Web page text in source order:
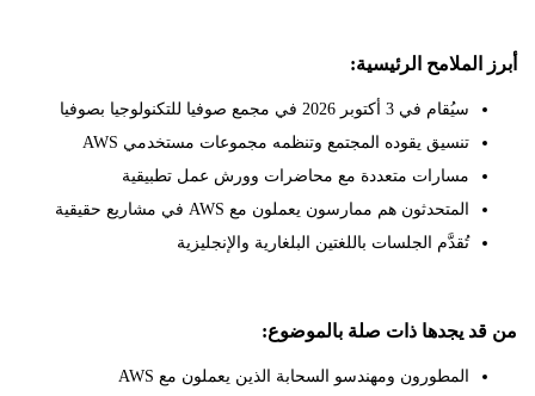
الرئيسية:
سيُقام في 3 أكتوبر 2026 في مجمع صوفيا للتكنولوجيا بصوفيا
تنسيق يقوده المجتمع وتنظمه مجموعات مستخدمي AWS
مسارات متعددة مع محاضرات وورش عمل تطبيقية
المتحدثون هم ممارسون يعملون مع AWS في مشاريع حقيقية
تُقدَّم الجلسات باللغتين البلغارية والإنجليزية
يجدها ذات صلة بالموضوع:
المطورون ومهندسو السحابة الذين يعملون مع AWS